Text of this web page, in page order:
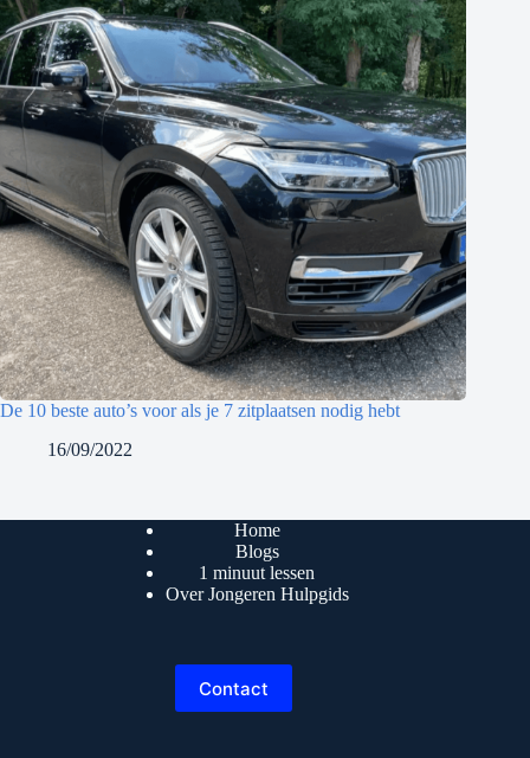
De 10 beste auto’s voor als je 7 zitplaatsen nodig hebt
16/09/2022
Home
Blogs
1 minuut lessen
Over Jongeren Hulpgids
Contact